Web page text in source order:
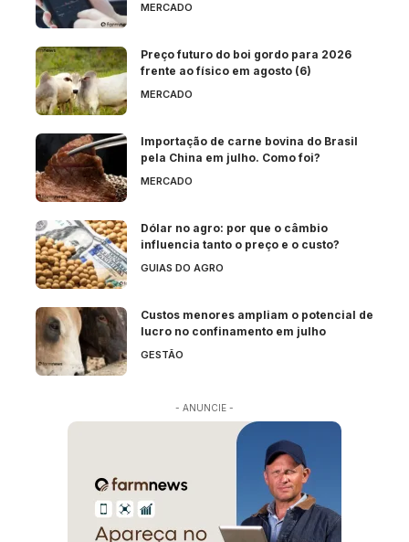
MERCADO
Preço futuro do boi gordo para 2026
frente ao físico em agosto (6)
MERCADO
Importação de carne bovina do Brasil
pela China em julho. Como foi?
MERCADO
Dólar no agro: por que o câmbio
influencia tanto o preço e o custo?
GUIAS DO AGRO
Custos menores ampliam o potencial de
lucro no confinamento em julho
GESTÃO
- ANUNCIE -